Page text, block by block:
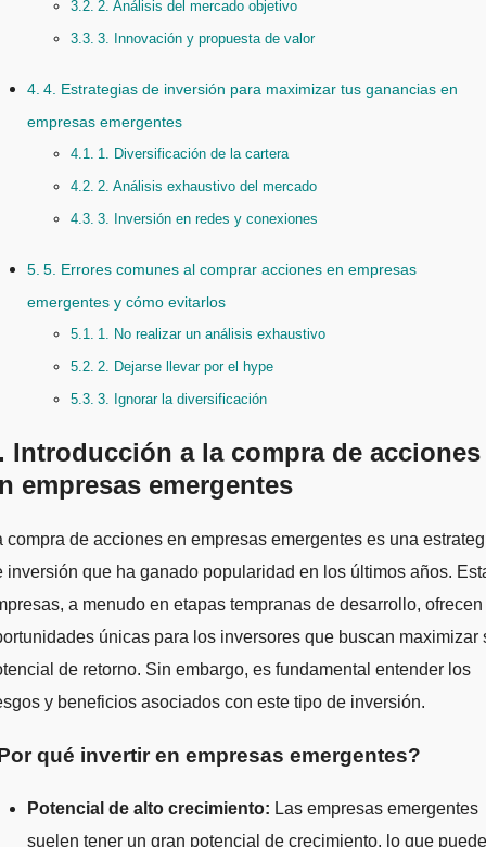
2. Análisis del mercado objetivo
3. Innovación y propuesta de valor
4. Estrategias de inversión para maximizar tus ganancias en
empresas emergentes
1. Diversificación de la cartera
2. Análisis exhaustivo del mercado
3. Inversión en redes y conexiones
5. Errores comunes al comprar acciones en empresas
emergentes y cómo evitarlos
1. No realizar un análisis exhaustivo
2. Dejarse llevar por el hype
3. Ignorar la diversificación
Introducción a la compra de acciones
empresas emergentes
inversión que ha ganado popularidad en los últimos años.
a menudo en etapas tempranas de desarrollo, ofrecen
únicas para los inversores que buscan maximizar
de retorno. Sin embargo, es fundamental entender los
y beneficios asociados con este tipo de inversión.
qué invertir en empresas emergentes?
Potencial de alto crecimiento: Las empresas emergentes
suelen tener un gran potencial de crecimiento, lo que puede